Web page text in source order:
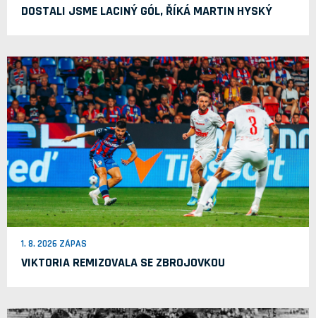
DOSTALI JSME LACINÝ GÓL, ŘÍKÁ MARTIN HYSKÝ
1. 8. 2026 ZÁPAS
VIKTORIA REMIZOVALA SE ZBROJOVKOU